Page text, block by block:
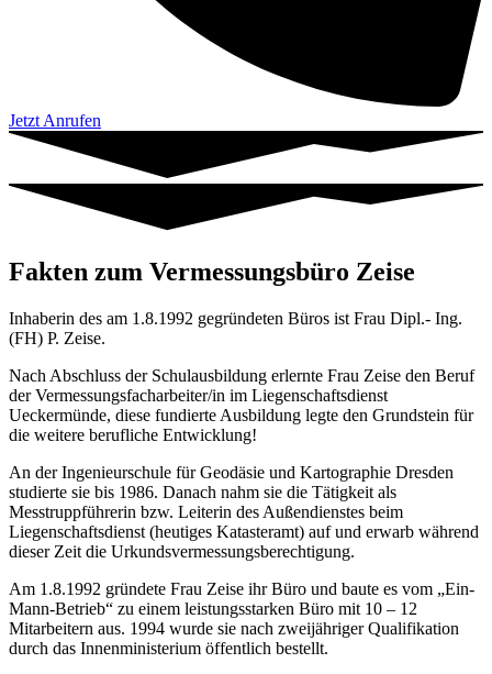
Jetzt Anrufen
Fakten zum Vermessungsbüro Zeise
Inhaberin des am 1.8.1992 gegründeten Büros ist Frau Dipl.- Ing.
(FH) P. Zeise.
Nach Abschluss der Schulausbildung erlernte Frau Zeise den Beruf
der Vermessungsfacharbeiter/in im Liegenschaftsdienst
Ueckermünde, diese fundierte Ausbildung legte den Grundstein für
die weitere berufliche Entwicklung!
An der Ingenieurschule für Geodäsie und Kartographie Dresden
studierte sie bis 1986. Danach nahm sie die Tätigkeit als
Messtruppführerin bzw. Leiterin des Außendienstes beim
Liegenschaftsdienst (heutiges Katasteramt) auf und erwarb während
dieser Zeit die Urkunds­vermessungs­berechtigung.
Am 1.8.1992 gründete Frau Zeise ihr Büro und baute es vom „Ein-
Mann-Betrieb“ zu einem leistungsstarken Büro mit 10 – 12
Mitarbeitern aus. 1994 wurde sie nach zweijähriger Qualifikation
durch das Innenministerium öffentlich bestellt.